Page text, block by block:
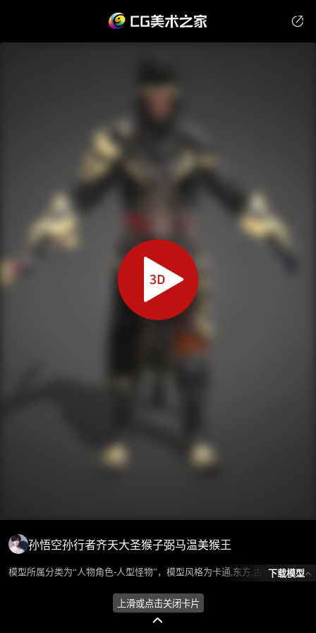
孙悟空孙行者齐天大圣猴子弼马温美猴王
模型所属分类为“人物角色-人型怪物”，模型风格为卡通,东方,古代，模型ID为101557，本模型由设计师 ℒℴѵℯ蓝色的梦এ⁵²º᭄এ 在2024-08-26 14:06:39上传，含.fbx，.gltf相关源文件下载格式，点数为56934，面数为82013，材质数为7，贴图数为8，CG美术之家持续为您更新与数字孪生、影视动画和游戏VR等相关优质资源。
下载模型
上滑或点击关闭卡片